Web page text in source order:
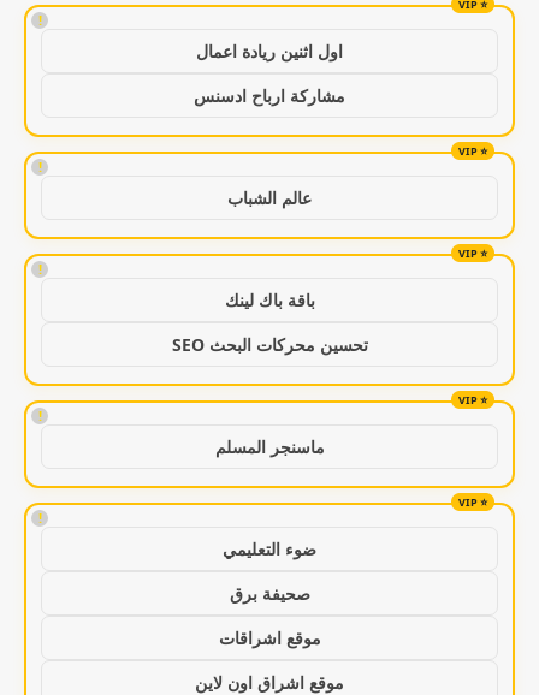
!
اول اثنين ريادة اعمال
مشاركة ارباح ادسنس
!
عالم الشباب
!
باقة باك لينك
تحسين محركات البحث SEO
!
ماسنجر المسلم
!
ضوء التعليمي
صحيفة برق
موقع اشراقات
موقع اشراق اون لاين